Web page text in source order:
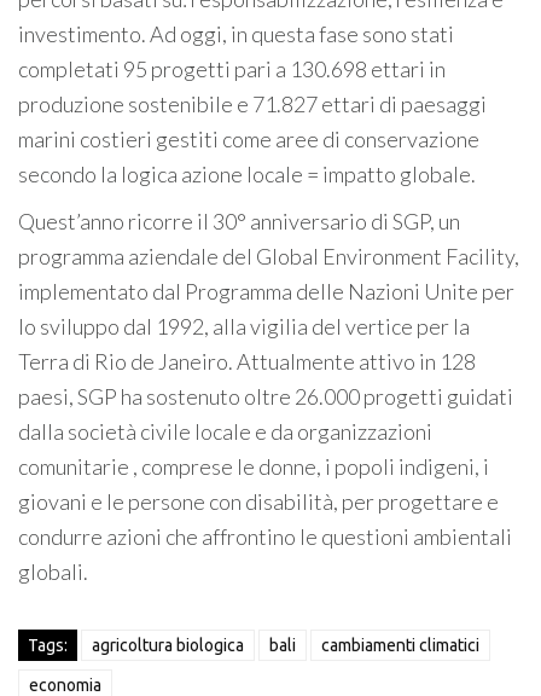
investimento. Ad oggi, in questa fase sono stati
completati 95 progetti pari a 130.698 ettari in
produzione sostenibile e 71.827 ettari di paesaggi
marini costieri gestiti come aree di conservazione
secondo la logica azione locale = impatto globale.
Quest’anno ricorre il 30° anniversario di SGP, un
programma aziendale del Global Environment Facility,
implementato dal Programma delle Nazioni Unite per
lo sviluppo dal 1992, alla vigilia del vertice per la
Terra di Rio de Janeiro. Attualmente attivo in 128
paesi, SGP ha sostenuto oltre 26.000 progetti guidati
dalla società civile locale e da organizzazioni
comunitarie , comprese le donne, i popoli indigeni, i
giovani e le persone con disabilità, per progettare e
condurre azioni che affrontino le questioni ambientali
globali.
Tags: agricoltura biologica bali cambiamenti climatici
economia